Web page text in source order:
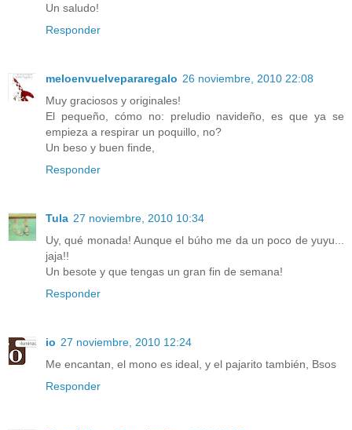
Un saludo!
Responder
meloenvuelvepararegalo 26 noviembre, 2010 22:08
Muy graciosos y originales!
El pequeño, cómo no: preludio navideño, es que ya se
empieza a respirar un poquillo, no?
Un beso y buen finde,
Responder
Tula 27 noviembre, 2010 10:34
Uy, qué monada! Aunque el búho me da un poco de yuyu...
jaja!!
Un besote y que tengas un gran fin de semana!
Responder
io 27 noviembre, 2010 12:24
Me encantan, el mono es ideal, y el pajarito también, Bsos
Responder